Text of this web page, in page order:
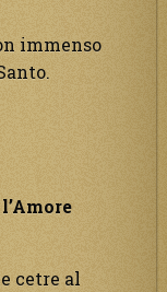
immenso
cetre al